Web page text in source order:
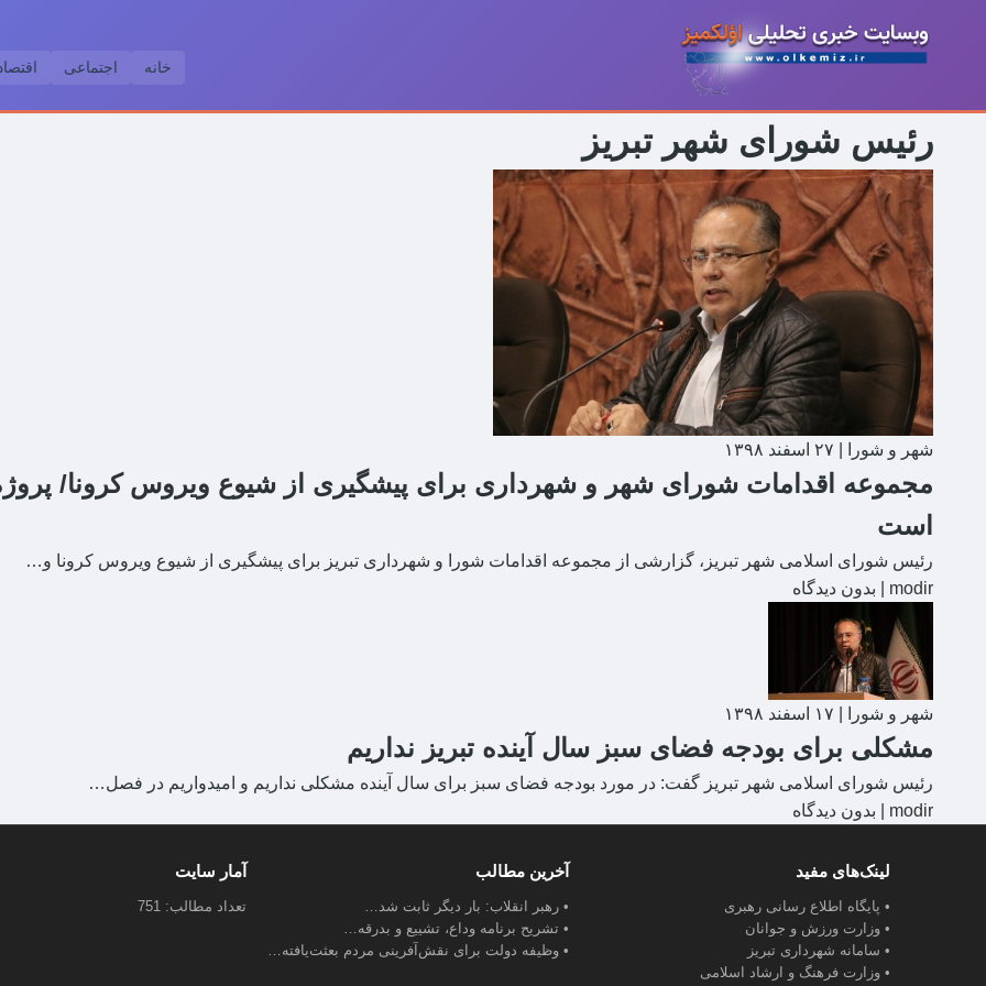
خانه اجتماعی
رئیس شورای شهر تبریز
شهر و شورا
است
رئیس شورای اسلامی شهر تبریز، گزارشی از مجموعه اقدامات شورا و شهرداری تبریز برای پیشگیری از شیوع ویروس کرونا و…
modir
بدون دیدگاه
شهر و شورا
مشکلی برای بودجه فضای سبز سال آینده تبریز نداریم
رئیس شورای اسلامی شهر تبریز گفت: در مورد بودجه فضای سبز برای سال آینده مشکلی نداریم و امیدواریم در فصل…
modir
بدون دیدگاه
لینک‌های مفید
• پایگاه اطلاع رسانی رهبری
• وزارت ورزش و جوانان
• سامانه شهرداری تبریز
• وزارت فرهنگ و ارشاد اسلامی
آخرین مطالب
• رهبر انقلاب: بار دیگر ثابت شد…
• تشریح برنامه وداع، تشییع و بدرقه…
• وظیفه دولت برای نقش‌آفرینی مردم بعثت‌یافته…
آمار سایت
تعداد مطالب: 751